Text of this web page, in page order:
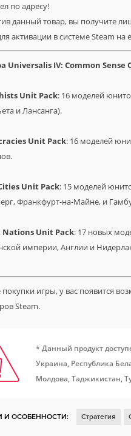
по адресу!
данный товар, вы получите
активации в системе Steam
Universalis IV: Common Sense
Unit Pack: 16 моделей
и Лансанга).
Unit Pack: 16 моделей
Unit Pack: 15 моделей
Франкфурт-на-Майне, и
Nations Unit Pack: 17 новых
империи, Англии и
покупки игры, у вас появится
Steam.
* Данный продукт
Украина, Республика
Молдова, Таджикистан,
И ОСОБЕННОСТИ: Стратегия